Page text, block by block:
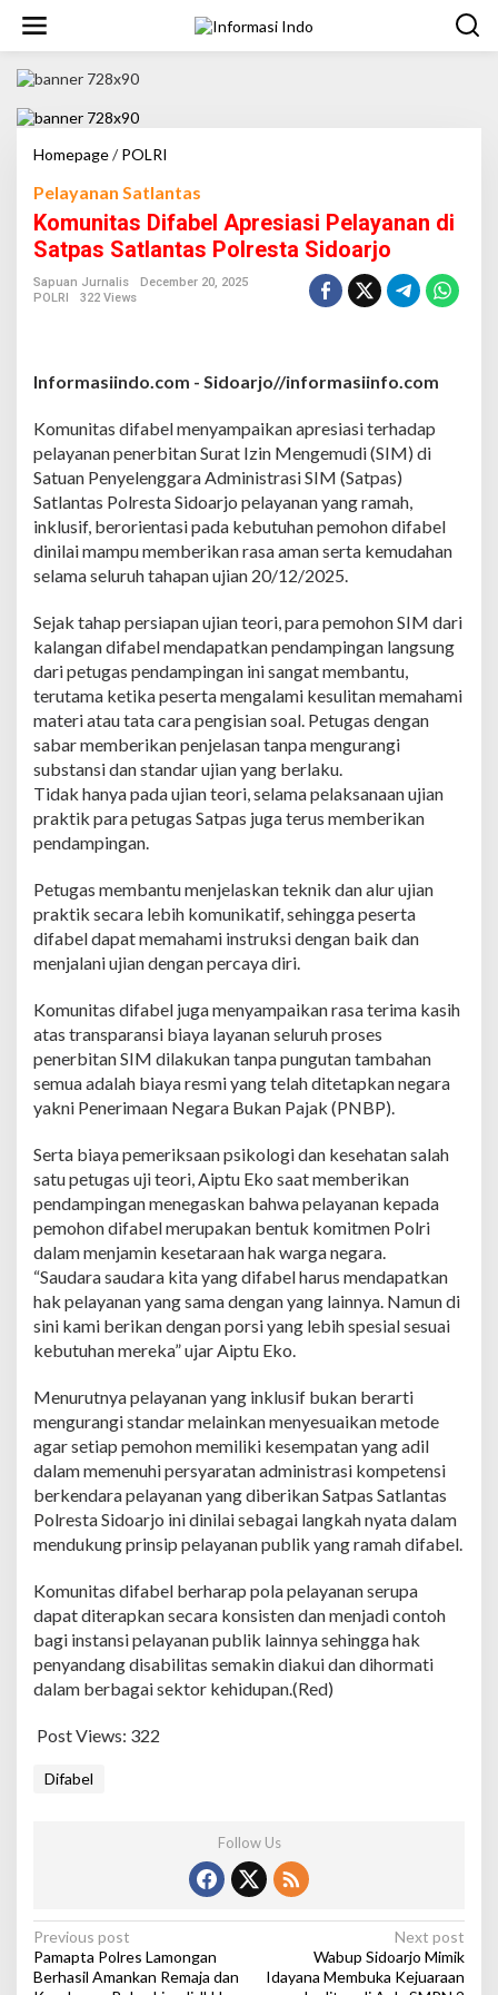
i
Homepage/ POLRI
m
u
n
i
a
e
l
A
p
r
e
s
i
i
P
e
l
a
a
n
a
n
a
t
p
s
a
t
l
n
t
s
P
l
r
e
s
t
a
S
i
o
a
j
o
Pelayanan Satlantas
Komunitas Difabel Apresiasi Pelayanan di
Satpas Satlantas Polresta Sidoarjo
Sapuan Jurnalis
December 20, 2025
POLRI
322 Views
Informasiindo.com - Sidoarjo//informasiinfo.com
Komunitas difabel menyampaikan apresiasi terhadap
pelayanan penerbitan Surat Izin Mengemudi (SIM) di
Satuan Penyelenggara Administrasi SIM (Satpas)
Satlantas Polresta Sidoarjo pelayanan yang ramah,
inklusif, berorientasi pada kebutuhan pemohon difabel
dinilai mampu memberikan rasa aman serta kemudahan
selama seluruh tahapan ujian 20/12/2025.
Sejak tahap persiapan ujian teori, para pemohon SIM dari
kalangan difabel mendapatkan pendampingan langsung
dari petugas pendampingan ini sangat membantu,
terutama ketika peserta mengalami kesulitan memahami
materi atau tata cara pengisian soal. Petugas dengan
sabar memberikan penjelasan tanpa mengurangi
substansi dan standar ujian yang berlaku.
Tidak hanya pada ujian teori, selama pelaksanaan ujian
praktik para petugas Satpas juga terus memberikan
pendampingan.
Petugas membantu menjelaskan teknik dan alur ujian
praktik secara lebih komunikatif, sehingga peserta
difabel dapat memahami instruksi dengan baik dan
menjalani ujian dengan percaya diri.
Komunitas difabel juga menyampaikan rasa terima kasih
atas transparansi biaya layanan seluruh proses
penerbitan SIM dilakukan tanpa pungutan tambahan
semua adalah biaya resmi yang telah ditetapkan negara
yakni Penerimaan Negara Bukan Pajak (PNBP).
Serta biaya pemeriksaan psikologi dan kesehatan salah
satu petugas uji teori, Aiptu Eko saat memberikan
pendampingan menegaskan bahwa pelayanan kepada
pemohon difabel merupakan bentuk komitmen Polri
dalam menjamin kesetaraan hak warga negara.
“Saudara saudara kita yang difabel harus mendapatkan
hak pelayanan yang sama dengan yang lainnya. Namun di
sini kami berikan dengan porsi yang lebih spesial sesuai
kebutuhan mereka” ujar Aiptu Eko.
Menurutnya pelayanan yang inklusif bukan berarti
mengurangi standar melainkan menyesuaikan metode
agar setiap pemohon memiliki kesempatan yang adil
dalam memenuhi persyaratan administrasi kompetensi
berkendara pelayanan yang diberikan Satpas Satlantas
Polresta Sidoarjo ini dinilai sebagai langkah nyata dalam
mendukung prinsip pelayanan publik yang ramah difabel.
Komunitas difabel berharap pola pelayanan serupa
dapat diterapkan secara konsisten dan menjadi contoh
bagi instansi pelayanan publik lainnya sehingga hak
penyandang disabilitas semakin diakui dan dihormati
dalam berbagai sektor kehidupan.(Red)
Post Views: 322
Difabel
Follow Us
P
o
Previous post
Pamapta Polres Lamongan
Berhasil Amankan Remaja dan
Next post
Wabup Sidoarjo Mimik
Idayana Membuka Kejuaraan